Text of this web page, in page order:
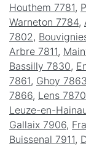
Houthem 7781,
Warneton 7784,
7802 ,
Arbre 7811,
Bassilly 7830,
7861, Ghoy 7863
7866, Lens 7870
Leuze-en-
Gallaix 7906,
Buissenal 7911,